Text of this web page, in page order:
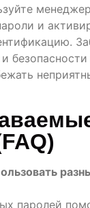
и
паролей